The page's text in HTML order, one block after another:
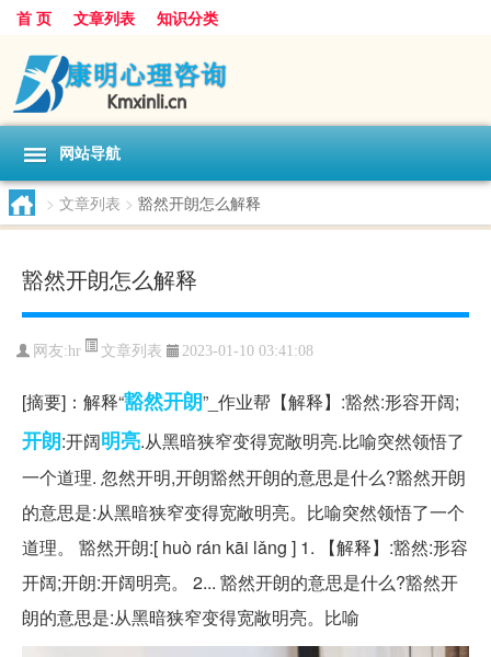
首 页 文章列表 知识分类
网站导航
> 文章列表 > 豁然开朗怎么解释
豁然开朗怎么解释
网友:hr 文章列表 2023-01-10 03:41:08
[摘要]：解释“豁然开朗”_作业帮【解释】:豁然:形容开阔;
开朗:开阔明亮.从黑暗狭窄变得宽敞明亮.比喻突然领悟了
一个道理. 忽然开明,开朗豁然开朗的意思是什么?豁然开朗
的意思是:从黑暗狭窄变得宽敞明亮。比喻突然领悟了一个
道理。 豁然开朗:[ huò rán kāi lǎng ] 1. 【解释】:豁然:形容
开阔;开朗:开阔明亮。 2... 豁然开朗的意思是什么?豁然开
朗的意思是:从黑暗狭窄变得宽敞明亮。比喻